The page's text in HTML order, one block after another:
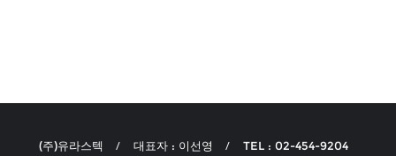
(주)유라스텍 대표자 : 이선영 TEL : 02-454-9204